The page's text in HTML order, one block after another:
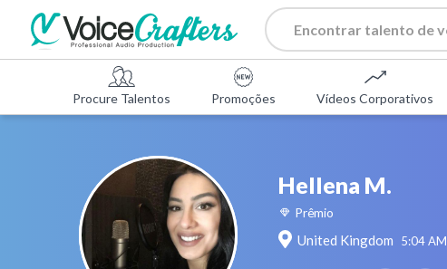
Procure Talentos Promoções Vídeos Corporativos
Hellena M.
Prêmio
United Kingdom 5:04 AM